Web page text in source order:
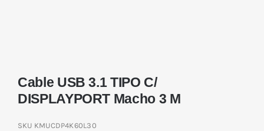
Cable USB 3.1 TIPO C/
DISPLAYPORT Macho 3 M
SKU KMUCDP4K60L30